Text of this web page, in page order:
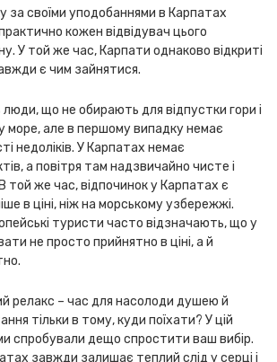
за своїми уподобаннями в Карпатах
кожен відвідувач цього
У той же час, Карпати однаково відкриті
є чим зайнятися.
що не обирають для відпустки гори і
море, але в першому випадку немає
недоліків. У Карпатах немає
а повітря там надзвичайно чисте і
той же час, відпочинок у Карпатах є
в ціні, ніж на морському узбережжі.
туристи часто відзначають, що у
не просто прийнятно в ціні, а й
релакс – час для насолоди душею й
тільки в тому, куди поїхати? У цій
спробували дещо спростити ваш вибір.
завжди залишає теплий слід у серці і